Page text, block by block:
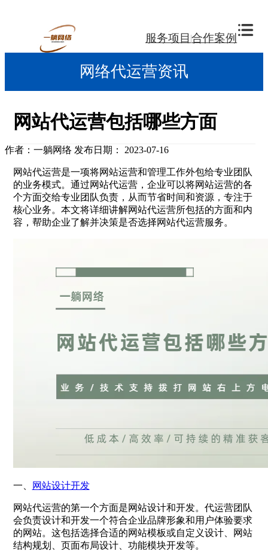
服务项目 合作案例
网络代运营资讯
网站代运营包括哪些方面
作者：一躺网络 发布日期： 2023-07-16
网站代运营是一项将网站运营和管理工作外包给专业团队
的业务模式。通过网站代运营，企业可以将网站运营的各
个方面交给专业团队负责，从而节省时间和资源，专注于
核心业务。本文将详细讲解网站代运营所包括的方面和内
容，帮助企业了解并决策是否选择网站代运营服务。
一、 网站设计开发
网站代运营的第一个方面是网站设计和开发。代运营团队
会负责设计和开发一个符合企业品牌形象和用户体验要求
的网站。这包括选择合适的网站模板或自定义设计、网站
结构规划、页面布局设计、功能模块开发等。